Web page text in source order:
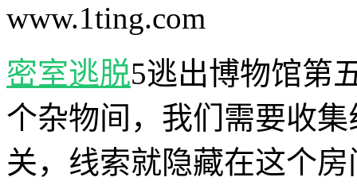
www.1ting.com
密室逃脱5逃出博物馆第
个杂物间，我们需要收
关，线索就隐藏在这个